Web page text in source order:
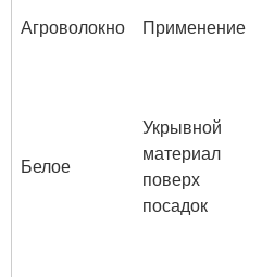
Агроволокно Применение
Белое
Укрывной
материал
поверх
посадок